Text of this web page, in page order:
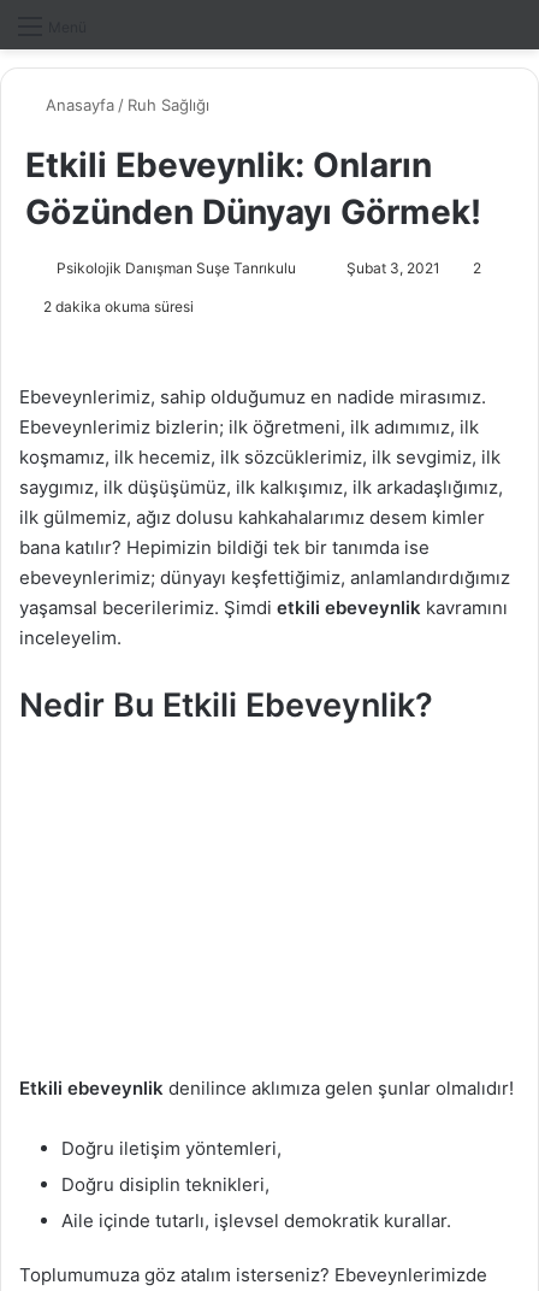
Anasayfa / Ruh Sağlığı
Etkili Ebeveynlik: Onların
Gözünden Dünyayı Görmek!
Psikolojik Danışman Suşe Tanrıkulu
s
t
a
g
ö
n
r
Şubat 3, 2021 2
2 dakika okuma süresi
Ebeveynlerimiz, sahip olduğumuz en nadide mirasımız.
Ebeveynlerimiz bizlerin; ilk öğretmeni, ilk adımımız, ilk
koşmamız, ilk hecemiz, ilk sözcüklerimiz, ilk sevgimiz, ilk
saygımız, ilk düşüşümüz, ilk kalkışımız, ilk arkadaşlığımız,
ilk gülmemiz, ağız dolusu kahkahalarımız desem kimler
bana katılır? Hepimizin bildiği tek bir tanımda ise
ebeveynlerimiz; dünyayı keşfettiğimiz, anlamlandırdığımız
yaşamsal becerilerimiz. Şimdi etkili ebeveynlik kavramını
inceleyelim.
Nedir Bu Etkili Ebeveynlik?
Etkili ebeveynlik denilince aklımıza gelen şunlar olmalıdır!
Doğru iletişim yöntemleri,
Doğru disiplin teknikleri,
Aile içinde tutarlı, işlevsel demokratik kurallar.
Toplumumuza göz atalım isterseniz? Ebeveynlerimizde